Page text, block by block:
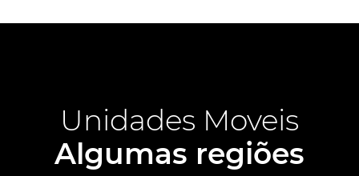
Unidades Moveis
Algumas regiões